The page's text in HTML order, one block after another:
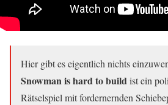
Hier gibt es eigentlich nichts
Snowman is hard to buildist ein
Rätselspiel mit fordernernden